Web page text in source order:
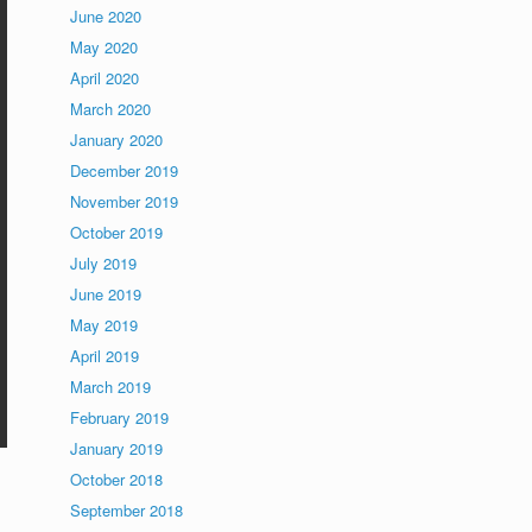
June 2020
May 2020
April 2020
March 2020
January 2020
December 2019
November 2019
October 2019
July 2019
June 2019
May 2019
April 2019
March 2019
February 2019
January 2019
October 2018
September 2018